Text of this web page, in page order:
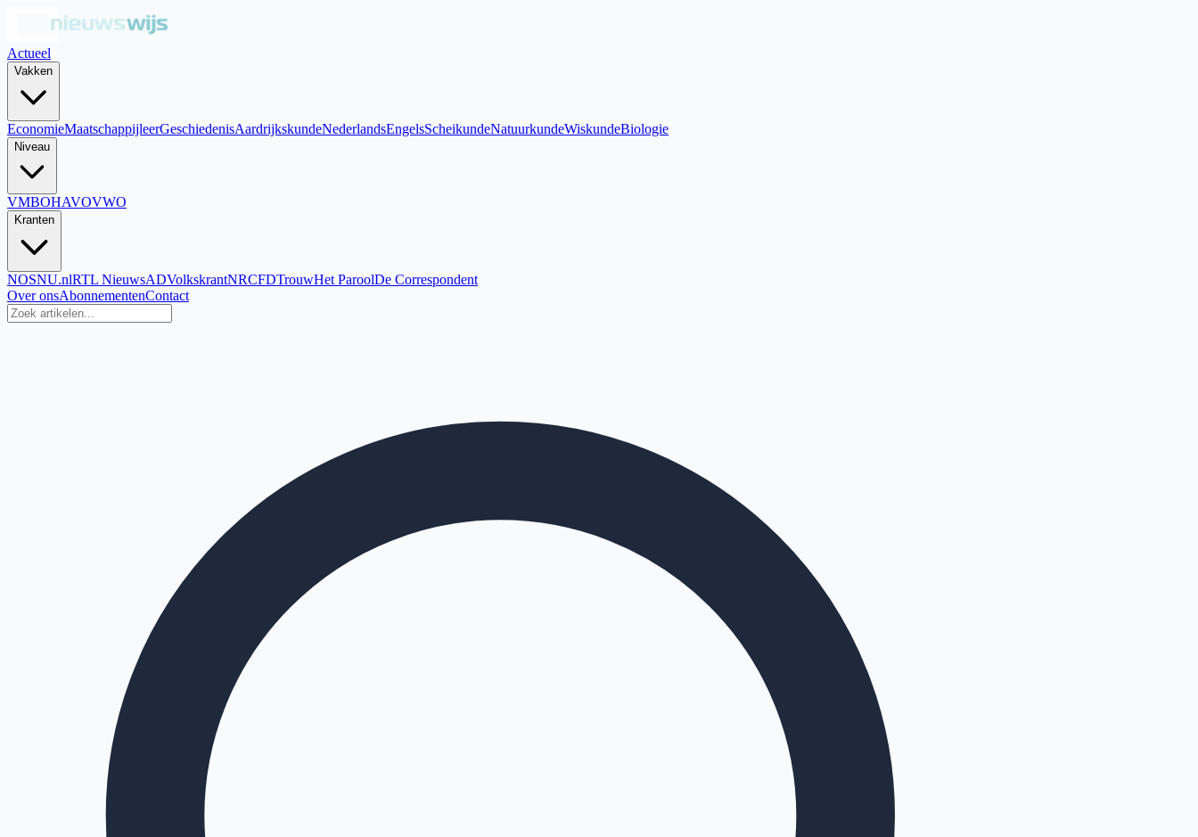
Actueel
Vakken
EconomieMaatschappijleerGeschiedenisAardrijkskundeNederlandsEngelsScheikundeNatuurkundeWiskundeBiologie
Niveau
VMBOHAVOVWO
Kranten
NOSNU.nlRTL NieuwsADVolkskrantNRCFDTrouwHet ParoolDe Correspondent
Over onsAbonnementenContact